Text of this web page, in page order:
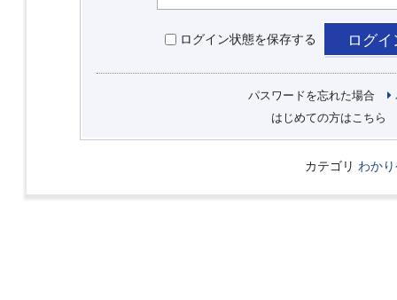
ログイン状態を保存する
パスワードを忘れた場合
はじめての方はこちら
カテゴリ わか